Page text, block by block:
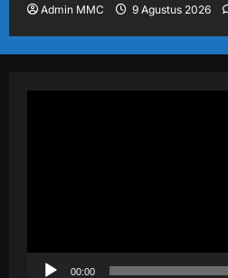
Admin MMC 9 Agustus 2026
00:00